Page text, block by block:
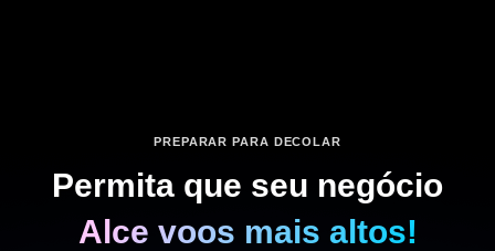
PREPARAR PARA DECOLAR
Permita que seu negócio
Alce voos mais altos!